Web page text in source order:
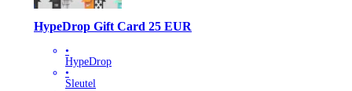
HypeDrop Gift Card 25 EUR
•
HypeDrop
•
Sleutel